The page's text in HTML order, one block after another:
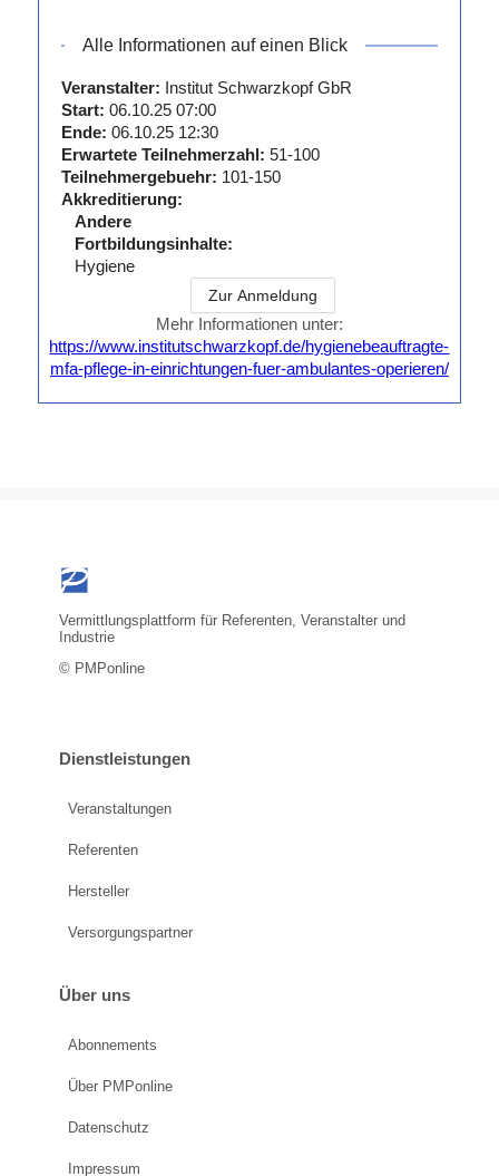
Alle Informationen auf einen Blick
Veranstalter: Institut Schwarzkopf GbR
Start: 06.10.25 07:00
Ende: 06.10.25 12:30
Erwartete Teilnehmerzahl: 51-100
Teilnehmergebuehr: 101-150
Akkreditierung:
Andere
Fortbildungsinhalte:
Hygiene
Zur Anmeldung
Mehr Informationen unter:
https://www.institutschwarzkopf.de/hygienebeauftragte-
mfa-pflege-in-einrichtungen-fuer-ambulantes-operieren/
Vermittlungsplattform für Referenten, Veranstalter und
Industrie
© PMPonline
Dienstleistungen
Veranstaltungen
Referenten
Hersteller
Versorgungspartner
Über uns
Abonnements
Über PMPonline
Datenschutz
Impressum